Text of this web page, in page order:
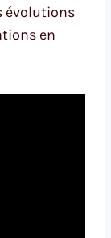
évolutions
en